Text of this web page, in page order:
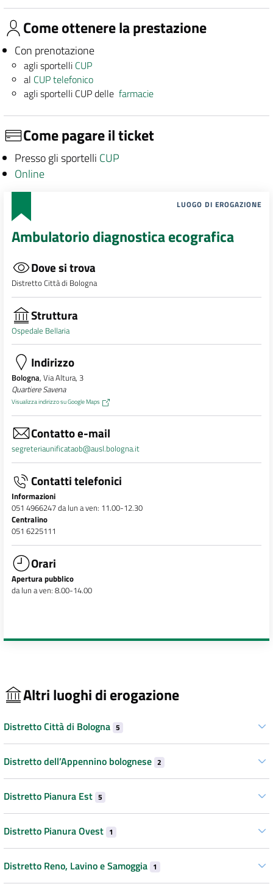
Come ottenere la prestazione
Con prenotazione
agli sportelli CUP
al CUP telefonico
agli sportelli CUP dellefarmacie
Come pagare il ticket
Presso gli sportelli CUP
Online
LUOGO DI EROGAZIONE
Ambulatorio diagnostica ecografica
Dove si trova
Distretto Città di Bologna
Struttura
Ospedale Bellaria
Indirizzo
Bologna, Via Altura, 3
Quartiere Savena
Visualizza indirizzo su Google Maps
Contatto e-mail
segreteriaunificataob@ausl.bologna.it
Contatti telefonici
Informazioni
051 4966247 da lun a ven: 11.00-12.30
Centralino
051 6225111
Orari
Apertura pubblico
da lun a ven: 8.00-14.00
Altri luoghi di erogazione
Distretto Città di Bologna 5
Distretto dell’Appennino bolognese 2
Distretto Pianura Est 5
Distretto Pianura Ovest 1
Distretto Reno, Lavino e Samoggia 1